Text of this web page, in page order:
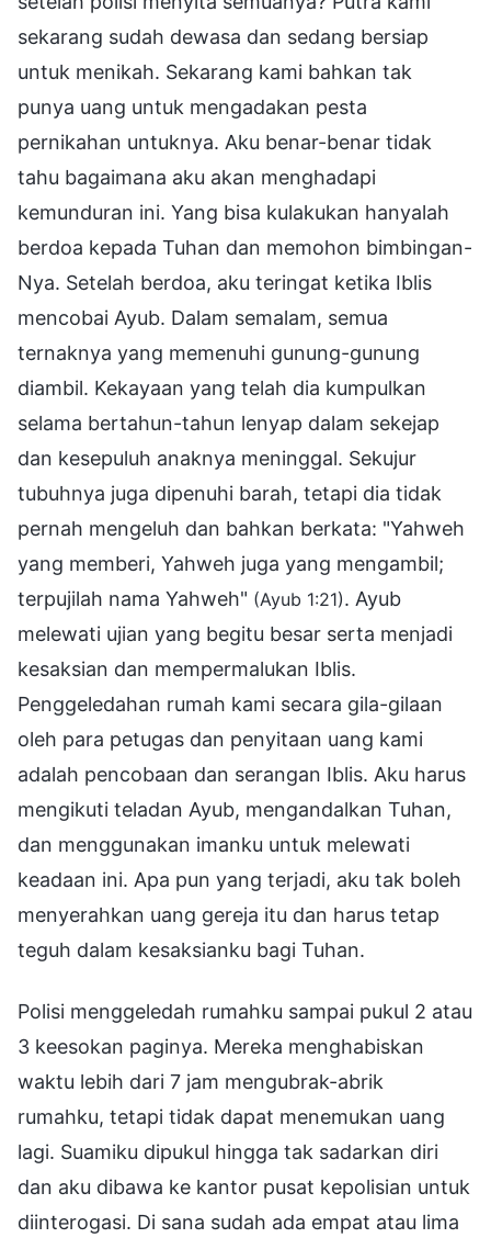
sekarang sudah dewasa dan sedang bersiap
untuk menikah. Sekarang kami bahkan tak
punya uang untuk mengadakan pesta
pernikahan untuknya. Aku benar-benar tidak
tahu bagaimana aku akan menghadapi
kemunduran ini. Yang bisa kulakukan hanyalah
berdoa kepada Tuhan dan memohon bimbingan-
Nya. Setelah berdoa, aku teringat ketika Iblis
mencobai Ayub. Dalam semalam, semua
ternaknya yang memenuhi gunung-gunung
diambil. Kekayaan yang telah dia kumpulkan
selama bertahun-tahun lenyap dalam sekejap
dan kesepuluh anaknya meninggal. Sekujur
tubuhnya juga dipenuhi barah, tetapi dia tidak
pernah mengeluh dan bahkan berkata: "Yahweh
yang memberi, Yahweh juga yang mengambil;
terpujilah nama Yahweh" (Ayub 1:21). Ayub
melewati ujian yang begitu besar serta menjadi
kesaksian dan mempermalukan Iblis.
Penggeledahan rumah kami secara gila-gilaan
oleh para petugas dan penyitaan uang kami
adalah pencobaan dan serangan Iblis. Aku harus
mengikuti teladan Ayub, mengandalkan Tuhan,
dan menggunakan imanku untuk melewati
keadaan ini. Apa pun yang terjadi, aku tak boleh
menyerahkan uang gereja itu dan harus tetap
teguh dalam kesaksianku bagi Tuhan.
Polisi menggeledah rumahku sampai pukul 2 atau
3 keesokan paginya. Mereka menghabiskan
waktu lebih dari 7 jam mengubrak-abrik
rumahku, tetapi tidak dapat menemukan uang
lagi. Suamiku dipukul hingga tak sadarkan diri
dan aku dibawa ke kantor pusat kepolisian untuk
diinterogasi. Di sana sudah ada empat atau lima